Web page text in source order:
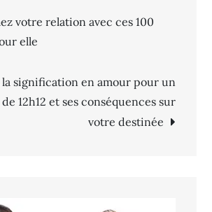
votre relation avec ces 100
elle
la signification en amour pour un
12h12 et ses conséquences sur
votre destinée